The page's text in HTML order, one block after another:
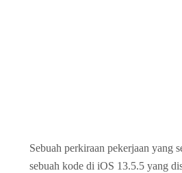
Sebuah perkiraan pekerjaan yang
sebuah kode di iOS 13.5.5 yang